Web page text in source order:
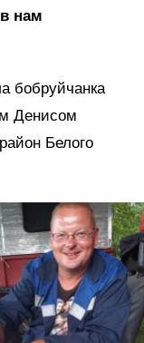
нам
бобруйчанка
Денисом
Белого